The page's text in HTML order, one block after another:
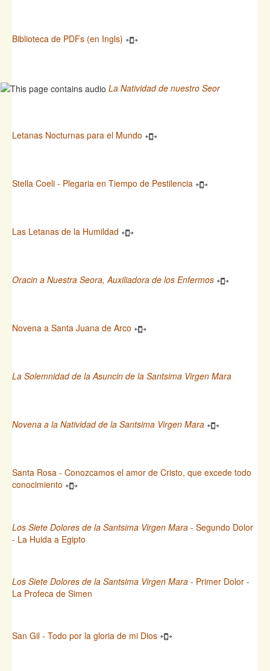
Biblioteca de PDFs (en Ingls)
La Natividad de nuestro Seor
Letanas Nocturnas para el Mundo
Stella Coeli - Plegaria en Tiempo de Pestilencia
Las Letanas de la Humildad
Oracin a Nuestra Seora, Auxiliadora de los Enfermos
Novena a Santa Juana de Arco
La Solemnidad de la Asuncin de la Santsima Virgen Mara
Novena a la Natividad de la Santsima Virgen Mara
Santa Rosa - Conozcamos el amor de Cristo, que excede todo
conocimiento
Los Siete Dolores de la Santsima Virgen Mara - Segundo Dolor
- La Huida a Egipto
Los Siete Dolores de la Santsima Virgen Mara - Primer Dolor -
La Profeca de Simen
San Gil - Todo por la gloria de mi Dios